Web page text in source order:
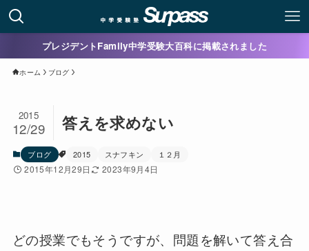
プレジデントFamily中学受験大百科に掲載されました
ホーム ブログ
答えを求めない
2015
12/29
ブログ 2015 スナフキン １２月
2015年12月29日 2023年9月4日
どの授業でもそうですが、問題を解いて答え合